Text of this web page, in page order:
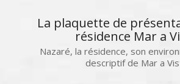
La plaquette de
résidence Mar a
Nazaré, la résidence, son
descriptif de Mar a